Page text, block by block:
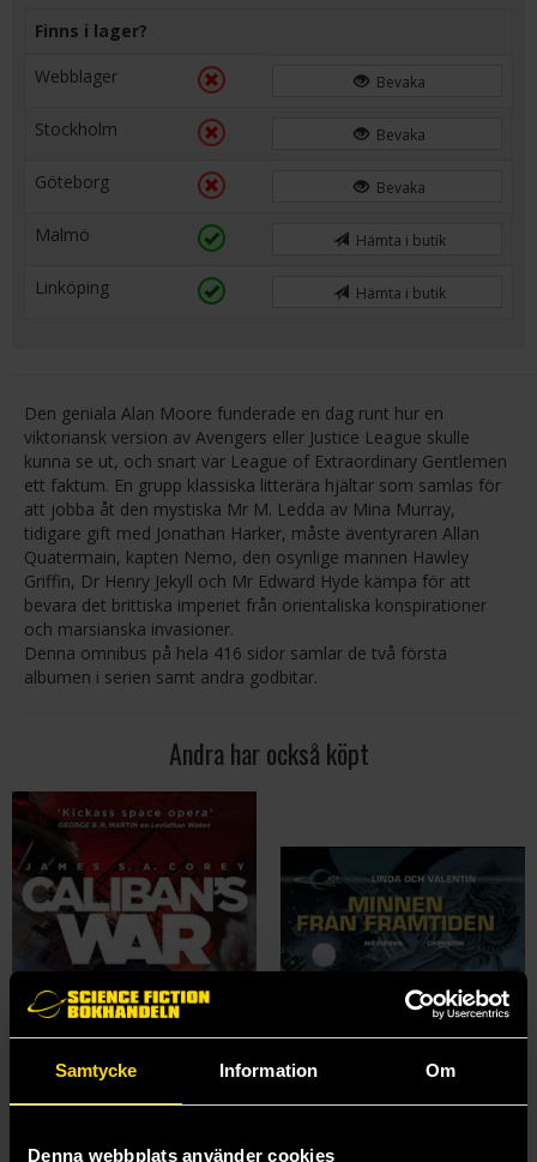
Samtycke Information Om
Denna webbplats använder cookies
Finns i lager?
Webblager
Bevaka
Stockholm Bevaka
Göteborg Bevaka
Malmö Hämta i butik
Linköping Hämta i butik
Den geniala Alan Moore funderade en dag runt hur en
viktoriansk version av Avengers eller Justice League skulle
kunna se ut, och snart var League of Extraordinary Gentlemen
ett faktum. En grupp klassiska litterära hjältar som samlas för
att jobba åt den mystiska Mr M. Ledda av Mina Murray,
tidigare gift med Jonathan Harker, måste äventyraren Allan
Quatermain, kapten Nemo, den osynlige mannen Hawley
Griffin, Dr Henry Jekyll och Mr Edward Hyde kämpa för att
bevara det brittiska imperiet från orientaliska konspirationer
och marsianska invasioner.
Denna omnibus på hela 416 sidor samlar de två första
albumen i serien samt andra godbitar.
Andra har också köpt